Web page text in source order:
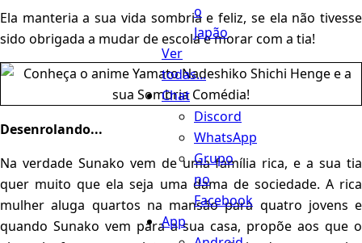
o
Japão
Ver
todas...
Chat
Discord
WhatsApp
Grupo
no
Facebook
App
Ela manteria a sua vida sombria e feliz, se ela não tivesse
sido obrigada a mudar de escola e morar com a tia!
Desenrolando...
Na verdade Sunako vem de uma família rica, e a sua tia
quer muito que ela seja uma dama de sociedade. A rica
mulher aluga quartos na mansão para quatro jovens e
quando Sunako vem para a sua casa, propõe aos que o